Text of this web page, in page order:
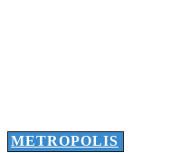
METROPOLIS